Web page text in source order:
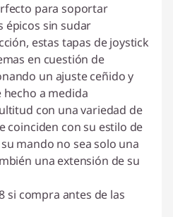
para soportar
épicos sin sudar
estas tapas de joystick
en cuestión de
un ajuste ceñido y
a medida
con una variedad de
coinciden con su estilo de
mando no sea solo una
una extensión de su
si compra antes de las